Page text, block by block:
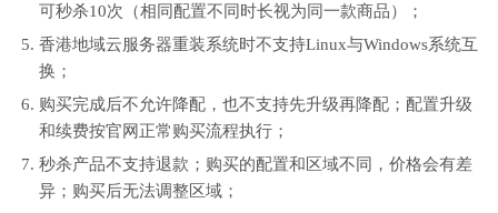
可秒杀10次（相同配置不同时长视为同一款商品）；
香港地域云服务器重装系统时不支持Linux与Windows系统互
换；
购买完成后不允许降配，也不支持先升级再降配；配置升级
和续费按官网正常购买流程执行；
秒杀产品不支持退款；购买的配置和区域不同，价格会有差
异；购买后无法调整区域；